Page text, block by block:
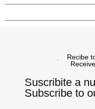
Recibe
Suscribite a
Subscribe to